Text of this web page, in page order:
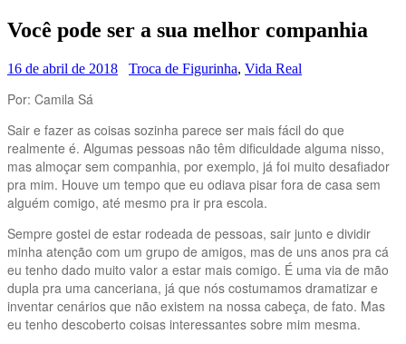
Você pode ser a sua melhor companhia
16 de abril de 2018 Troca de Figurinha, Vida Real
Por: Camila Sá
Sair e fazer as coisas sozinha parece ser mais fácil do que
realmente é. Algumas pessoas não têm dificuldade alguma nisso,
mas almoçar sem companhia, por exemplo, já foi muito desafiador
pra mim. Houve um tempo que eu odiava pisar fora de casa sem
alguém comigo, até mesmo pra ir pra escola.
Sempre gostei de estar rodeada de pessoas, sair junto e dividir
minha atenção com um grupo de amigos, mas de uns anos pra cá
eu tenho dado muito valor a estar mais comigo. É uma via de mão
dupla pra uma canceriana, já que nós costumamos dramatizar e
inventar cenários que não existem na nossa cabeça, de fato. Mas
eu tenho descoberto coisas interessantes sobre mim mesma.